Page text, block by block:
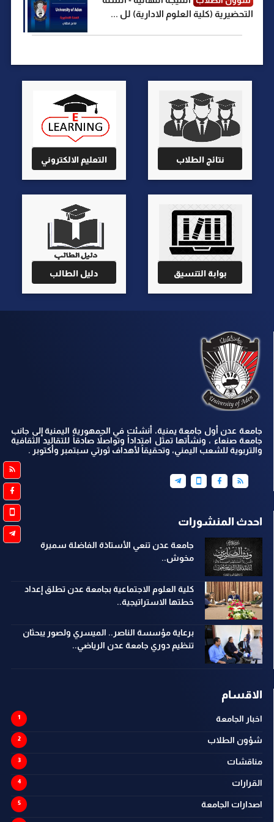
التحضيرية (كلية العلوم الادارية) لل ...
نتائج الطلاب التعليم الالكتروني
بوابة التنسيق دليل الطالب
جامعة عدن أول جامعة يمنية، أنشئت في الجمهورية اليمنية إلى جانب
جامعة صنعاء ، ونشأتها تمثل امتداداً وتواصلاً صادقاً للتقاليد الثقافية
والتربوية للشعب اليمني، وتحقيقاً لأهداف ثورتي سبتمبر وأكتوبر .
احدث المنشورات
جامعة عدن تنعي الأستاذة الفاضلة سميرة
مخوش..
كلية العلوم الاجتماعية بجامعة عدن تطلق إعداد
خطتها الاستراتيجية..
برعاية مؤسسة الناصر.. الميسري ولصور يبحثان
تنظيم دوري جامعة عدن الرياضي..
الاقسام
اخبار الجامعة
شؤون الطلاب
مناقشات
القرارات
اصدارات الجامعة